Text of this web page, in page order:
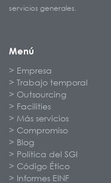
servicios generales.
Menú
Empresa
Trabajo temporal
Outsourcing
Facilities
Más servicios
Compromiso
Blog
Política del SGI
Código Ético
Informes EINF